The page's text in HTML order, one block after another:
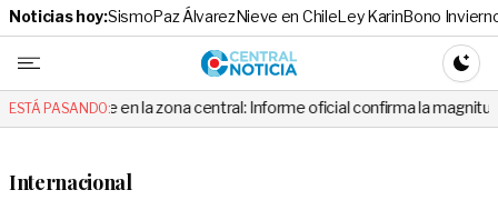
Noticias hoy:SismoPaz ÁlvarezNieve en ChileLey KarinBono
Central
ESTÁ PASANDO:
en la zona central: Informe oficial confirma la magnitud y el origen
Internacional